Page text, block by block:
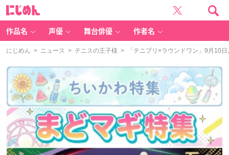
作品名 声優 舞台俳優 作者名
にじめん > ニュース > テニスの王子様 > 「テニプリ×ラウンドワン」9月10